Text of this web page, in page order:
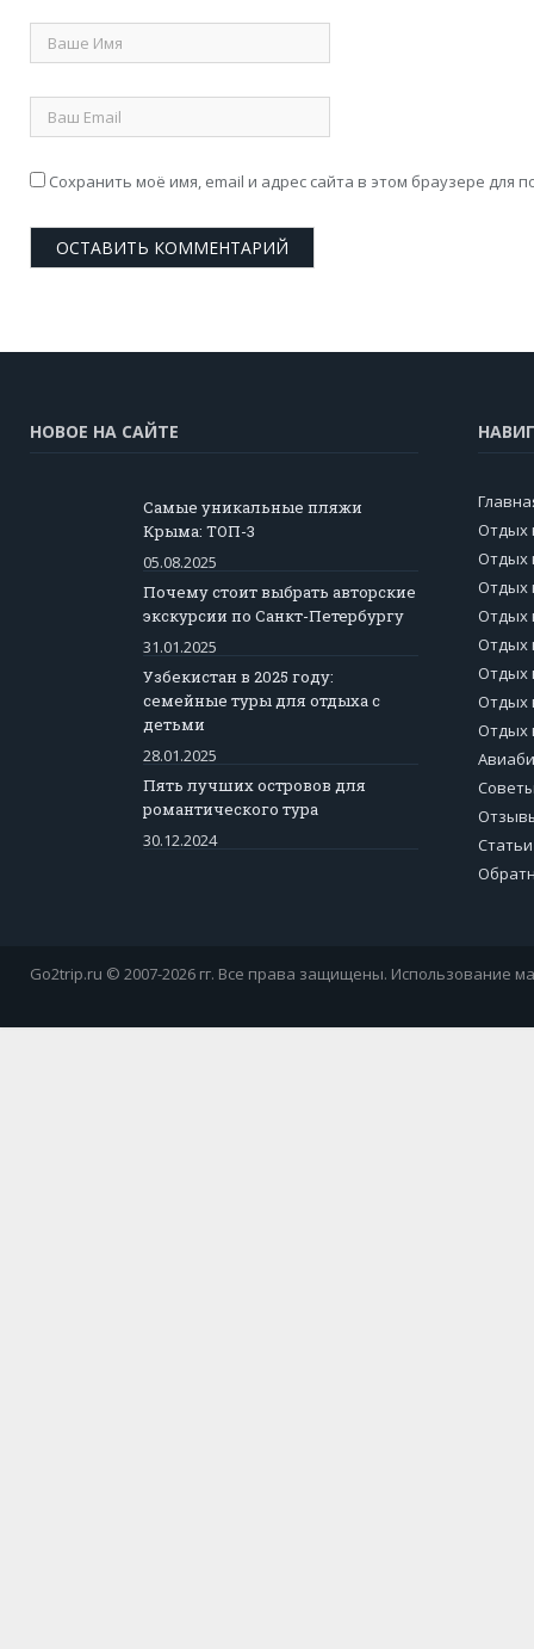
Сохранить моё имя, email и адрес сайта в этом браузере для
НОВОЕ НА САЙТЕ
Самые уникальные пляжи
Крыма: ТОП-3
05.08.2025
Почему стоит выбрать авторские
экскурсии по Санкт-Петербургу
31.01.2025
Узбекистан в 2025 году:
семейные туры для отдыха с
детьми
28.01.2025
Пять лучших островов для
романтического тура
30.12.2024
Отдых
Отдых
Отдых
Отдых
Отдых
Отдых
Отдых
Отдых
Go2trip.ru © 2007-2026 гг. Все права защищены. Использование